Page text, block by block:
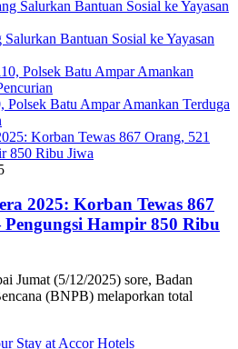
Bantuan Sosial ke Yayasan
Polsek Batu Ampar Amankan Terduga
2025: Korban Tewas 867
Hampir 850 Ribu
Jumat (5/12/2025) sore, Badan
(BNPB) melaporkan total